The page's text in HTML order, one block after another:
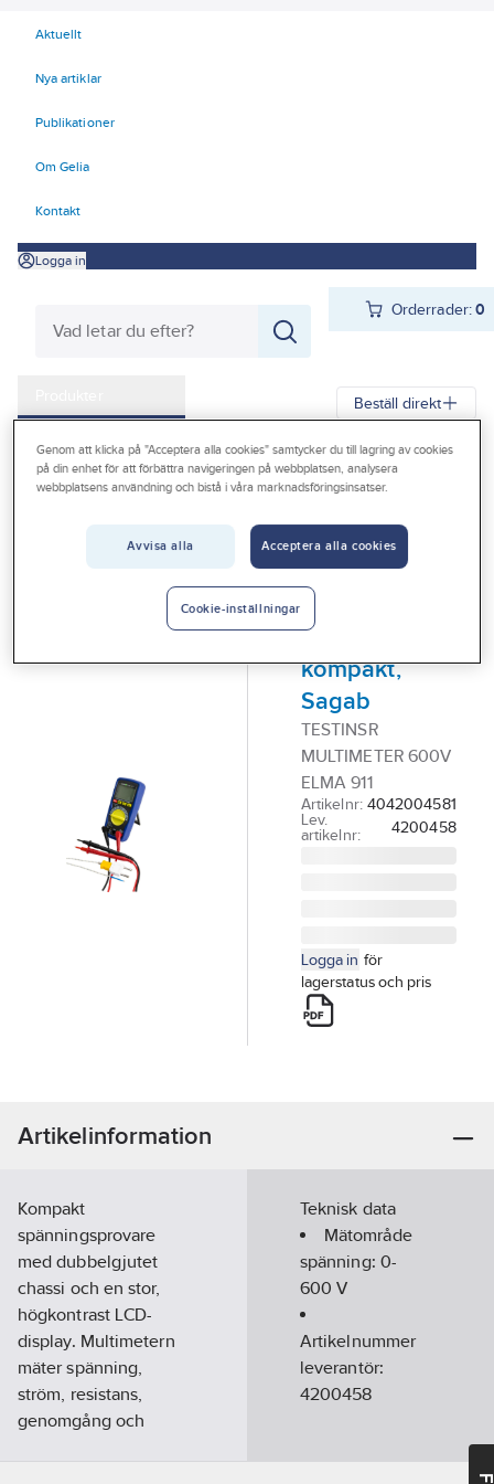
Aktuellt
Nya artiklar
Publikationer
Om Gelia
Kontakt
Logga in
Orderrader:0
Outlet
Beställ direkt
Gelia Produkter
Gelia Verktyg, maskiner & hantering
Mätinstrument
Spänningsprovare
ELMA
Multimeter
digital
kompakt,
Sagab
TESTINSR
MULTIMETER 600V
ELMA 911
Artikelnr: 4042004581
Lev.
artikelnr:
4200458
Logga in för
lagerstatus och pris
Artikelinformation
Kompakt
spänningsprovare
med dubbelgjutet
chassi och en stor,
högkontrast LCD-
display. Multimetern
mäter spänning,
ström, resistans,
genomgång och
Teknisk data
Mätområde
spänning: 0-
600 V
Artikelnummer
leverantör:
4200458
Genom att klicka på "Acceptera alla cookies" samtycker du till lagring av cookies
på din enhet för att förbättra navigeringen på webbplatsen, analysera
webbplatsens användning och bistå i våra marknadsföringsinsatser.
Avvisa alla Acceptera alla cookies
Cookie-inställningar